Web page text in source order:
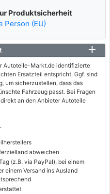
Produktsicherheit
Person (EU)
Autoteile-Markt.de identifizierte
Ersatzteil entspricht. Ggf. sind
um sicherzustellen, dass das
Fahrzeug passt. Bei Fragen
an den Anbieter Autoteile
abweichen
(z.B. via PayPal), bei einem
einem Versand ins Ausland